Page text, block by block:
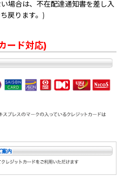
場合は、不在配達通知書を差し入
戻ります。)
ード対応)